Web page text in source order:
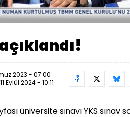
2023 - 07:00
11 Eylül 2024 - 10:11
üniversite sınavı YKS sınav